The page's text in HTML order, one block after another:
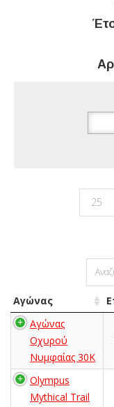
Αγώνας
Αγώνας
Οχυρού
Νυμφαίας 30Κ
Olympus
Mythical Trail